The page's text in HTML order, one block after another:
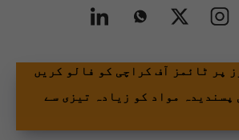
پر ٹائمز آف کراچی کو فالو کریں
پسندیدہ مواد کو زیادہ تیزی سے